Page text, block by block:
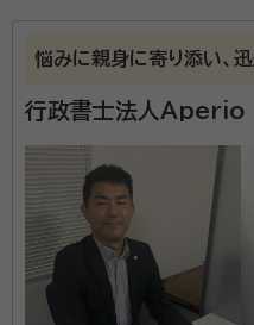
聞きし、ニーズに的確に応
悩みに親身に寄り添い、
行政書士法人Aperio